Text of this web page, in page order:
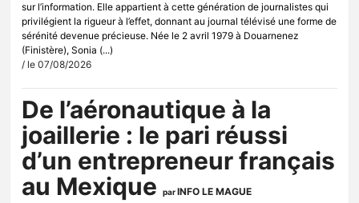
sur l’information. Elle appartient à cette génération de journalistes qui
privilégient la rigueur à l’effet, donnant au journal télévisé une forme de
sérénité devenue précieuse. Née le 2 avril 1979 à Douarnenez
(Finistère), Sonia (...)
/ le 07/08/2026
De l’aéronautique à la
joaillerie : le pari réussi
d’un entrepreneur français
au Mexique
parINFO LE MAGUE